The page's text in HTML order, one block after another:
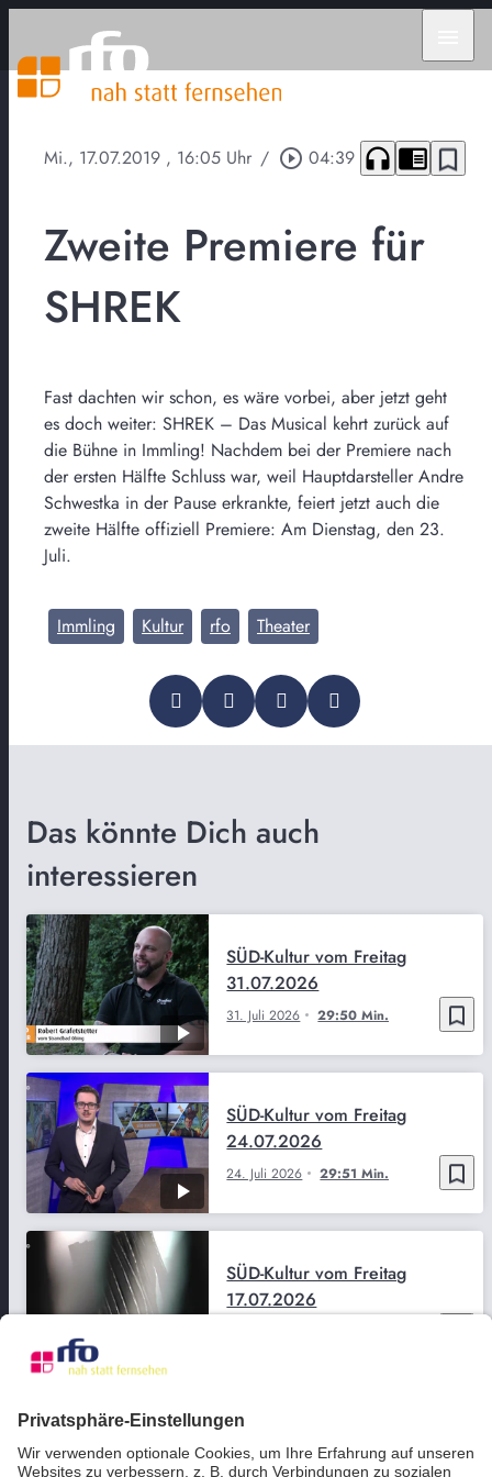
Mi., 17.07.2019 , 16:05 Uhr / play_circle_outline 04:39 headphones chrome_reader_mode bookmark_border
Zweite Premiere für
SHREK
Fast dachten wir schon, es wäre vorbei, aber jetzt geht
es doch weiter: SHREK – Das Musical kehrt zurück auf
die Bühne in Immling! Nachdem bei der Premiere nach
der ersten Hälfte Schluss war, weil Hauptdarsteller Andre
Schwestka in der Pause erkrankte, feiert jetzt auch die
zweite Hälfte offiziell Premiere: Am Dienstag, den 23.
Juli.
Immling Kultur rfo Theater
Das könnte Dich auch
interessieren
bookmark_border
31. Juli 2026 29:50 Min.
SÜD-Kultur vom Freitag
31.07.2026
bookmark_border
24. Juli 2026 29:51 Min.
SÜD-Kultur vom Freitag
24.07.2026
SÜD-Kultur vom Freitag
17.07.2026
SÜD-Kultur vom Freitag
10.07.2026